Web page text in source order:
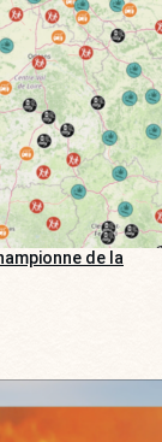
de la